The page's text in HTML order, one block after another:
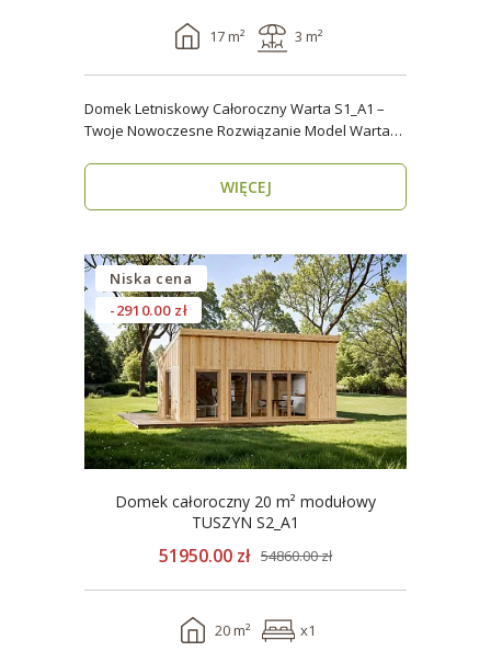
17 m² 3 m²
Domek Letniskowy Całoroczny Warta S1_A1 –
Twoje Nowoczesne Rozwiązanie Model Warta
WIĘCEJ
Niska cena
-2910.00 zł
Domek całoroczny 20 m² modułowy
TUSZYN S2_A1
51950.00 zł 54860.00 zł
20 m² x1